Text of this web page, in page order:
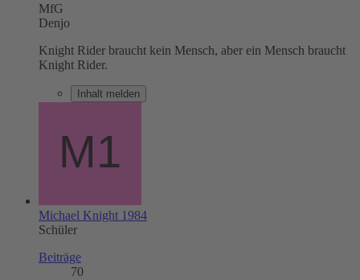
MfG
Denjo
Knight Rider braucht kein Mensch, aber ein Mensch braucht
Knight Rider.
Inhalt melden
Michael Knight 1984
Schüler
Beiträge
70